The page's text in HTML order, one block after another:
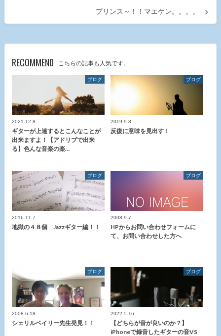
プリンス～！！マエケン。。。。
RECOMMEND こちらの記事も人気です。
ブログ
2021.12.8
ギターが上達するとこんなことが
出来ますよ！【アドリブで出来
る】色んな音楽の楽…
ブログ
2019.9.3
反復に意味を見出す！
ブログ
2016.11.7
地獄の４８個 Jazzギター編！！
ブログ
2008.9.7
HPからお問い合わせフォームに
て、お問い合わせした方へ
ブログ
2008.6.18
シェリルベイリー先生発見！！
ブログ
2022.5.16
【どちらが音が良いのか？】
iPhoneで録音したギターの音VS